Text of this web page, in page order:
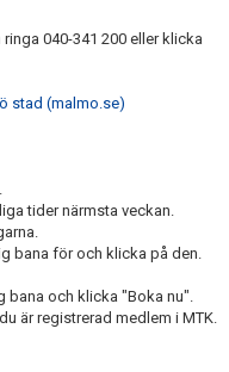
040-341 200 eller klicka
stad (malmo.se)
tider närmsta veckan.
bana för och klicka på den.
bana och klicka "Boka nu".
är registrerad medlem i MTK.